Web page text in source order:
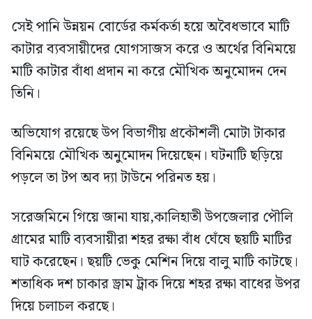
সেই পানি উন্নয়ন বোর্ডের কর্মকর্তা হয়ে অবৈধভাবে মাটি
কাটার ব্যবসায়ীদের যোগসাজস করে ও অর্থের বিনিময়ে
মাটি কাটার বাঁধা প্রদান না করে মৌখিক অনুমোদন দেন
তিনি।
অভিযোগ রয়েছে উপ বিভাগীয় প্রকৌশলী মোটা টাকার
বিনিময়ে মৌখিক অনুমোদন দিয়েছেন। ঘটনাটি ছড়িয়ে
পড়লে তা টপ অব দ্যা টাউনে পরিনত হয়।
সরেজমিনে গিয়ে জানা যায়,কালিহাতী উপজেলার পৌলি
গ্রামের মাটি ব্যবসায়ীরা শহর রক্ষা বাঁধ ঘেঁষে ছয়টি মাটির
ঘাট করেছেন। ছয়টি ভেকু মেশিন দিয়ে বালু মাটি কাটছে।
শতাধিক দশ চাকার ড্রাম ট্রাক দিয়ে শহর রক্ষা বাধের উপর
দিয়ে চলাচল করছে।